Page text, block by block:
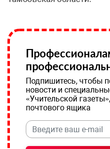
Подпишитесь, чтобы
новости и
«Учительской
почтового ящика